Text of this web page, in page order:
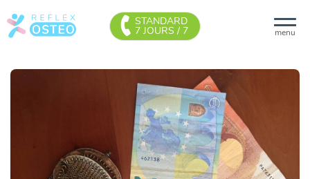
menu
STANDARD
7 JOURS / 7